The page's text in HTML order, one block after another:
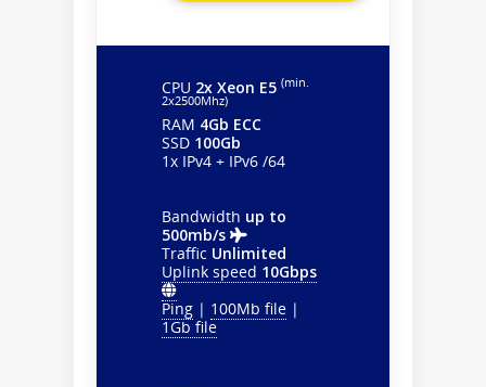
CPU 2x Xeon E5 (min.
2х2500Mhz)
RAM 4Gb ECC
SSD 100Gb
1x IPv4 + IPv6 /64
Bandwidth up to
500mb/s
Traffic Unlimited
Uplink speed 10Gbps
Ping | 100Mb file |
1Gb file